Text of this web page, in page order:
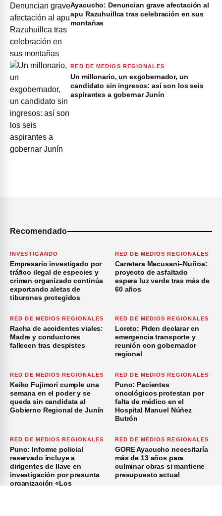
Ayacucho: Denuncian grave afectación al
apu Razuhuillca tras celebración en sus
montañas
RED DE MEDIOS REGIONALES
Un millonario, un exgobernador, un
candidato sin ingresos: así son los seis
aspirantes a gobernar Junín
Recomendado
INVESTIGANDO
Empresario investigado por
tráfico ilegal de especies y
crimen organizado continúa
exportando aletas de
tiburones protegidos
RED DE MEDIOS REGIONALES
Carretera Macusani–Nuñoa:
proyecto de asfaltado
espera luz verde tras más de
60 años
RED DE MEDIOS REGIONALES
Racha de accidentes viales:
Madre y conductores
fallecen tras despistes
RED DE MEDIOS REGIONALES
Loreto: Piden declarar en
emergencia transporte y
reunión con gobernador
regional
RED DE MEDIOS REGIONALES
Keiko Fujimori cumple una
semana en el poder y se
queda sin candidata al
Gobierno Regional de Junín
RED DE MEDIOS REGIONALES
Puno: Pacientes
oncológicos protestan por
falta de médico en el
Hospital Manuel Núñez
Butrón
RED DE MEDIOS REGIONALES
Puno: Informe policial
reservado incluye a
dirigentes de Ilave en
investigación por presunta
organización «Los
RED DE MEDIOS REGIONALES
GORE Ayacucho necesitaría
más de 13 años para
culminar obras si mantiene
presupuesto actual